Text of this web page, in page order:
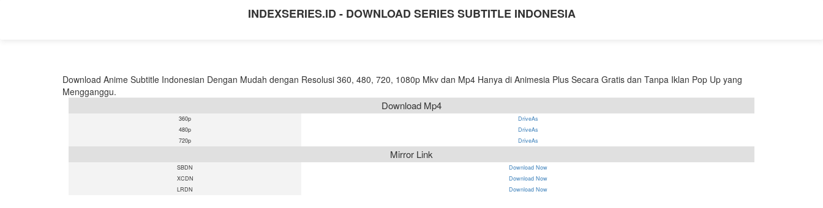
INDEXSERIES.ID - DOWNLOAD SERIES SUBTITLE INDONESIA
Download Anime Subtitle Indonesian Dengan Mudah dengan Resolusi 360, 480, 720, 1080p Mkv dan Mp4 Hanya di Animesia Plus Secara Gratis dan Tanpa Iklan Pop Up yang
Mengganggu.
Download Mp4
360p
DriveAs
480p
DriveAs
720p
DriveAs
Mirror Link
SBDN
Download Now
XCDN
Download Now
LRDN
Download Now